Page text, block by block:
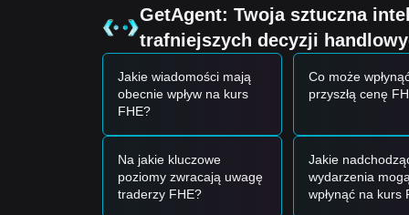
Sygnały transakcyjne
Na podstawie bieżącej struktury technicznej i
odniesienia:
Potencjalna strefa zakupów
• Jeśli cena Mind Network zbliża się do$0.0215 -
okazję do zakupów.
• Jeśli cena Mind Network przebije
• Jeśli cena Mind Network spadnie poniżej
poziom$0.0180.
Strategia zakupowa
GetAgent: Twoja sztuczna
trafniejszych decyzji
Jakie wiadomości mają
obecnie wpływ na kurs
FHE?
Co może
przyszłą cenę
Na jakie kluczowe
poziomy zwracają uwagę
traderzy FHE?
Jakie
wydarzenia mogą
wpłynąć na kurs